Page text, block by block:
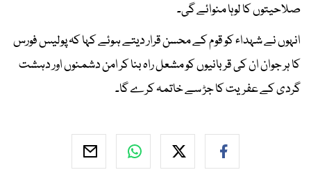
صلاحیتوں کا لوہا منوائے گی۔
انہوں نے شہداء کو قوم کے محسن قرار دیتے ہوئے کہا کہ پولیس فورس
کا ہر جوان ان کی قربانیوں کو مشعل راہ بنا کر امن دشمنوں اور دہشت
گردی کے عفریت کا جڑ سے خاتمہ کرے گا۔